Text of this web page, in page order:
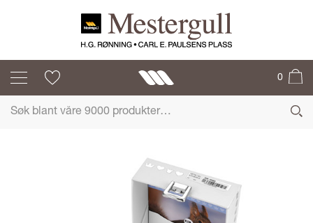
0
PRØYSEN